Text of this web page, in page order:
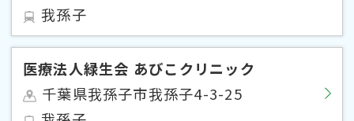
我孫子
医療法人緑生会 あびこクリニック
千葉県我孫子市我孫子4-3-25